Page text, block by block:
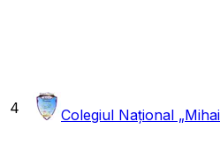
4 Colegiul Național